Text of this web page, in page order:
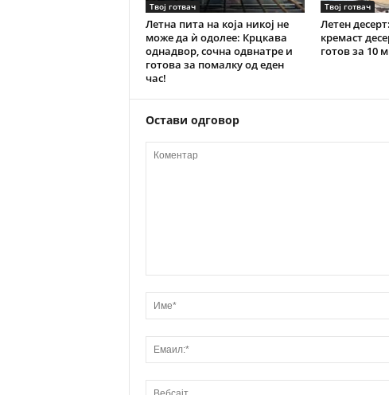
Твој готвач
Летна пита на која никој не
може да ѝ одолее: Крцкава
однадвор, сочна одвнатре и
готова за помалку од еден
час!
Твој готвач
Летен
кремаст
готов за 10
Остави одговор